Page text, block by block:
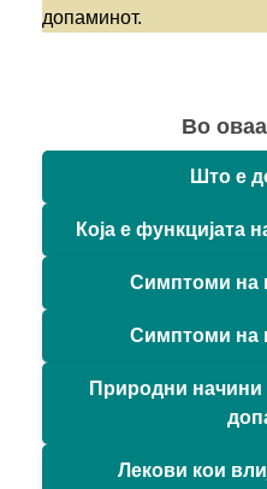
допаминот.
Во оваа
Што е
Која е функцијата
Симптоми на
Симптоми на
Природни начини
Лекови кои